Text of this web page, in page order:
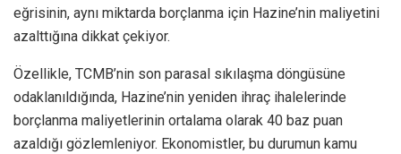
eğrisinin, aynı miktarda borçlanma için Hazine’nin maliyetini
azalttığına dikkat çekiyor.
Özellikle, TCMB’nin son parasal sıkılaşma döngüsüne
odaklanıldığında, Hazine’nin yeniden ihraç ihalelerinde
borçlanma maliyetlerinin ortalama olarak 40 baz puan
azaldığı gözlemleniyor. Ekonomistler, bu durumun kamu